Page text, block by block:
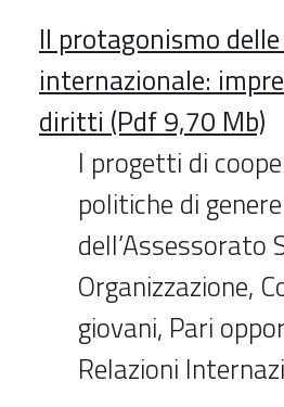
Il protagonismo
internazionale:
diritti (Pdf 9,70 Mb)
I progetti di
politiche di
dell’Assessorato
Organizzazione,
giovani, Pari
Relazioni